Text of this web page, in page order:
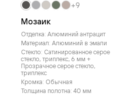
Мозаик
Отделка: Алюминий антрацит
Материал: Алюминий в эмали
Стекло: Сатинированное серое
стекло, триплекс, 6 мм +
Прозрачное серое стекло,
триплекс
Кромка: Обычная
Толщина полотна: 40 мм
+9